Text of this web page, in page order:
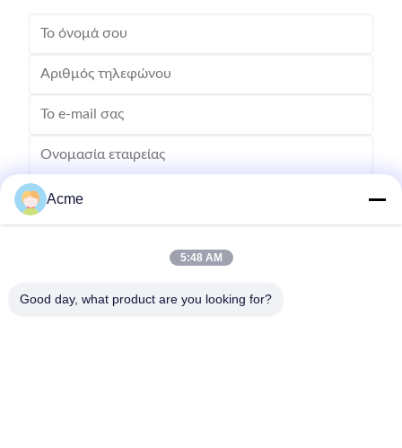
Στείλετε
Acme
5:48 AM
Good day, what product are you looking for?